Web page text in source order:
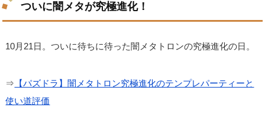
ついに闇メタが究極進化！
10月21日。ついに待ちに待った闇メタトロンの究極進化の日。
⇒ 【パズドラ】闇メタトロン究極進化のテンプレパーティーと
使い道評価